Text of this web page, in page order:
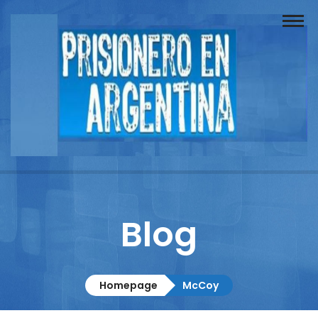
Buscador
Documentos
Contacto
Blog
Homepage McCoy